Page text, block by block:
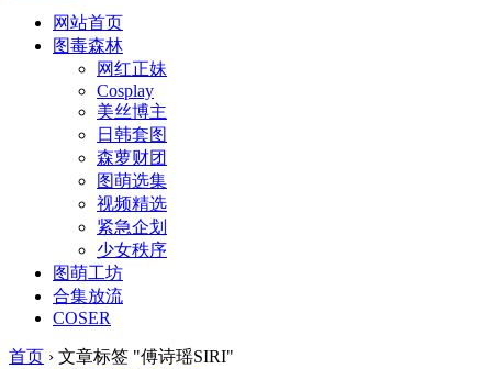
网站首页
图毒森林
网红正妹
Cosplay
美丝博主
日韩套图
森萝财团
图萌选集
视频精选
紧急企划
少女秩序
图萌工坊
合集放流
COSER
首页 › 文章标签 "傅诗瑶SIRI"